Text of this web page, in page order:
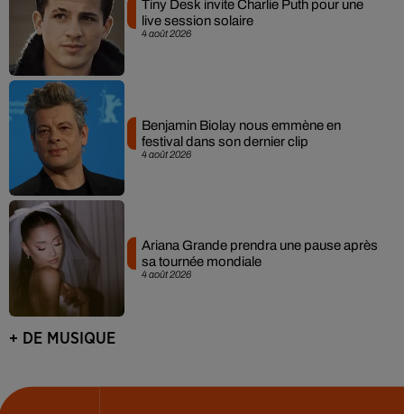
4 août 2026
Tiny Desk invite Charlie Puth pour une
live session solaire
4 août 2026
Benjamin Biolay nous emmène en
festival dans son dernier clip
4 août 2026
Ariana Grande prendra une pause après
sa tournée mondiale
+ DE MUSIQUE